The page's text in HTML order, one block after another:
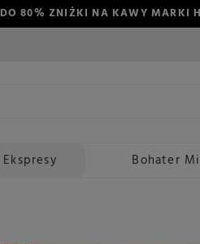
DO 80% ZNIŻKI NA KAWY MARKI
Ekspresy Bohater